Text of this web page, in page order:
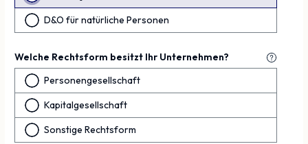
D&O für natürliche Personen
Welche Rechtsform besitzt Ihr Unternehmen?
Personengesellschaft
Kapitalgesellschaft
Sonstige Rechtsform